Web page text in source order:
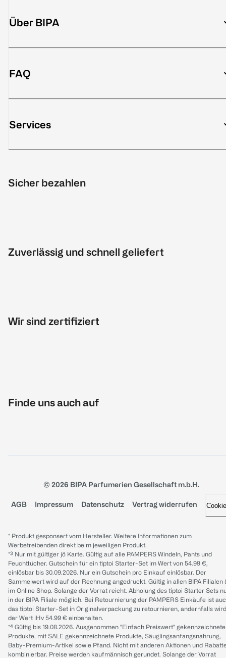
Über BIPA
FAQ
Services
Sicher bezahlen
Zuverlässig und schnell geliefert
Wir sind zertifiziert
Finde uns auch auf
© 2026 BIPA Parfumerien Gesellschaft m.b.H.
AGB Impressum Datenschutz Vertrag widerrufen
* Produkt gesponsert vom Hersteller. Weitere Informationen zum
Werbetreibenden direkt beim jeweiligen Produkt.
*³ Nur mit gültiger jö Karte. Gültig auf alle PAMPERS Windeln, Pants und
Feuchttücher. Gutschein für ein tiptoi Starter-Set im Wert von 54.99 €,
einlösbar bis 30.09.2026. Nur ein Gutschein pro Einkauf einlösbar. Der
Sammelwert wird auf der Rechnung angedruckt. Gültig in allen BIPA Filialen
im Online Shop. Solange der Vorrat reicht. Abholung des tiptoi Starter Sets
in der BIPA Filiale möglich. Bei Retournierung der PAMPERS Einkäufe ist
das tiptoi Starter-Set in Originalverpackung zu retournieren, andernfalls wird
der Wert iHv 54.99 € einbehalten.
*⁴ Gültig bis 19.08.2026. Ausgenommen "Einfach Preiswert" gekennzeichnete
Produkte, mit SALE gekennzeichnete Produkte, Säuglingsanfangsnahrung,
Baby-Premium-Artikel sowie Pfand. Nicht mit anderen Aktionen und
kombinierbar. Preise werden kaufmännisch gerundet. Solange der Vorrat